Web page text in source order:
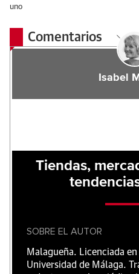
uno
Comentarios
Isabel
Tiendas,
SOBRE EL AUTOR
Malagueña. Licenciada
Universidad de Málaga.